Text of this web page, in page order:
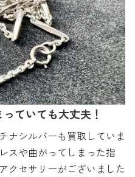
ていても大丈夫！
ナシルバーも買取していま
スや曲がってしまった指
クセサリーがございました